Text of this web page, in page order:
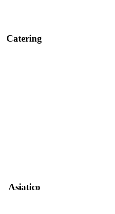
Catering
Asiatico